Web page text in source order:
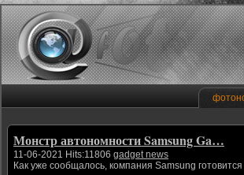
Монстр автономности Samsung Ga…
11-06-2021 Hits:11806 gadget news
Как уже сообщалось, компания Samsung